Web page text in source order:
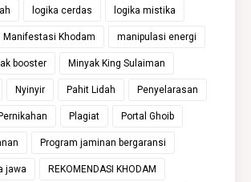
logika cerdas logika mistika
Manifestasi Khodam manipulasi energi
booster Minyak King Sulaiman
Nyinyir Pahit Lidah Penyelarasan
Plagiat Portal Ghoib
Program jaminan bergaransi
jawa REKOMENDASI KHODAM